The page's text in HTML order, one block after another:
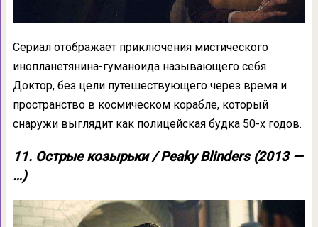
Сериал отображает приключения мистического
инопланетянина-гуманоида называющего себя
Доктор, без цели путешествующего через время и
пространство в космическом корабле, который
снаружи выглядит как полицейская будка 50-х годов.
11. Острые козырьки / Peaky Blinders (2013 —
…)